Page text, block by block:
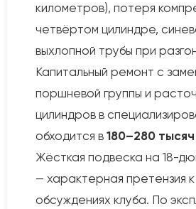
километров), потеря
четвёртом цилиндре,
выхлопной трубы при
Капитальный ремонт с
поршневой группы и
цилиндров в
обходится в 180–280
Жёсткая подвеска на 18-
— характерная претензия
обсуждениях клуба. По